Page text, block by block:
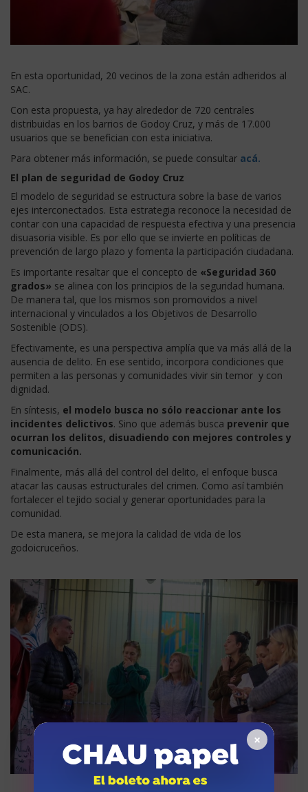
En esta oportunidad, 20 vecinos de la zona están adheridos al
SAC.
Con esta propuesta, ya hay alrededor de 720 centrales
distribuidas en los barrios de Godoy Cruz, y más de 17.000
usuarios que se benefician con esta iniciativa.
Para obtener más información, se puede consultar acá.
El plan de seguridad de Godoy Cruz
El modelo de seguridad se estructura sobre la base de varios
ejes interconectados. Esta estrategia reconoce la necesidad de
contar con una capacidad de respuesta efectiva y una presencia
disuasoria visible. Es por ello que se invierte en políticas de
prevención de largo plazo y fomenta la participación ciudadana.
Es importante resaltar que el concepto de «Seguridad 360
grados» se alinea con los principios de la seguridad humana.
De manera tal, que los mismos son promovidos a nivel
internacional y vinculados a los Objetivos de Desarrollo
Sostenible (ODS).
Efectivamente, es una perspectiva amplía que va más allá de la
ausencia de delito. En ese sentido, incorpora condiciones que
permiten a las personas y comunidades vivir sin temor y con
dignidad.
En síntesis, el modelo busca no sólo reaccionar ante los
incidentes delictivos. Sino que además busca prevenir que
ocurran los delitos, disuadiendo con mejores controles y
comunicación.
Finalmente, más allá del control del delito, el enfoque busca
atacar las causas estructurales del crimen. Como así también
fortalecer el tejido social y generar oportunidades para la
comunidad.
De esta manera, se mejora la calidad de vida de los
godoicruceños.
×